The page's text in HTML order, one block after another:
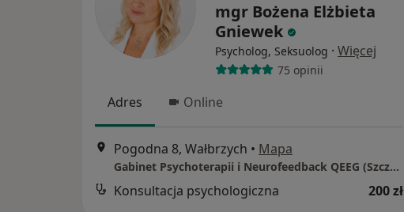
mgr Bożena Elżbieta
Gniewek
Psycholog, Seksuolog · Więcej
75 opinii
Adres Online
Pogodna 8, Wałbrzych • Mapa
Gabinet Psychoterapii i Neurofeedback QEEG (Szczawienko koło WSSE)
Konsultacja psychologiczna 200 zł